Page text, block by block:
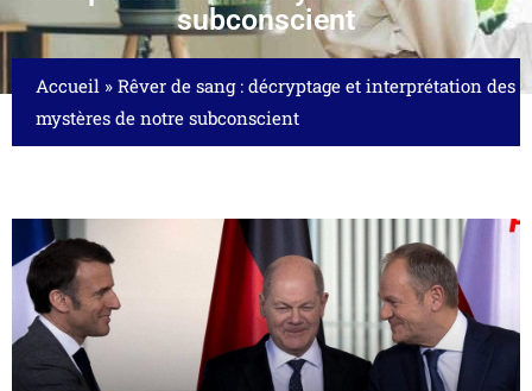
subconscient
Accueil » Rêver de sang : décryptage et interprétation des
mystères de notre subconscient